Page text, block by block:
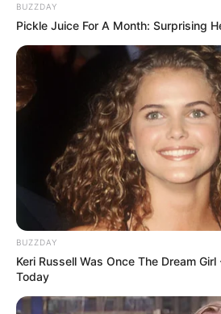
BUZZDAY
Pickle Juice For A Month: Surprising
BUZZDAY
Keri Russell Was Once The Dream
Today